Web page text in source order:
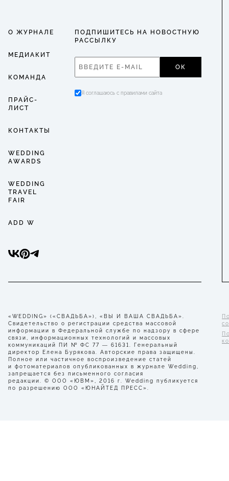
О ЖУРНАЛЕ
МЕДИАКИТ
КОМАНДА
ПРАЙС-
ЛИСТ
КОНТАКТЫ
WEDDING
AWARDS
WEDDING
TRAVEL
FAIR
ADD W
ПОДПИШИТЕСЬ НА НОВОСТНУЮ
РАССЫЛКУ
ОК
Я соглашаюсь с правилами сайта
«WEDDING» («СВАДЬБА»), «ВЫ И ВАША СВАДЬБА».
Свидетельство о регистрации средства массовой
информации в Федеральной службе по надзору в сфере
связи, информационных технологий и массовых
коммуникаций ПИ № ФС 77 — 61631. Генеральный
директор Елена Бурякова. Авторские права защищены.
Полное или частичное воспроизведение статей
и фотоматериалов опубликованных в журнале Wedding,
запрещается без письменного согласия
редакции. © ООО «ЮВМ», 2016 г. Wedding публикуется
по разрешению ООО «ЮНАЙТЕД ПРЕСС».